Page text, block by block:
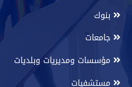
بنوك
جامعات
مؤسسات ومديريات وبلديات
مستشفيات